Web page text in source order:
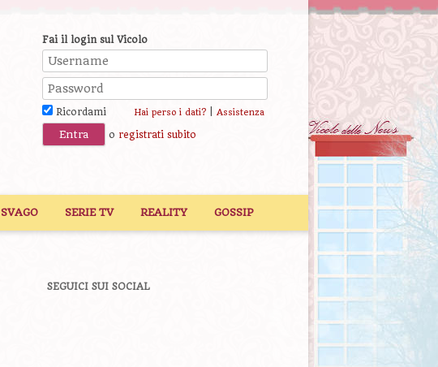
Fai il login sul Vicolo
Ricordami Hai perso i dati?| Assistenza
o registrati subito
SVAGO SERIE TV REALITY GOSSIP
SEGUICI SUI SOCIAL